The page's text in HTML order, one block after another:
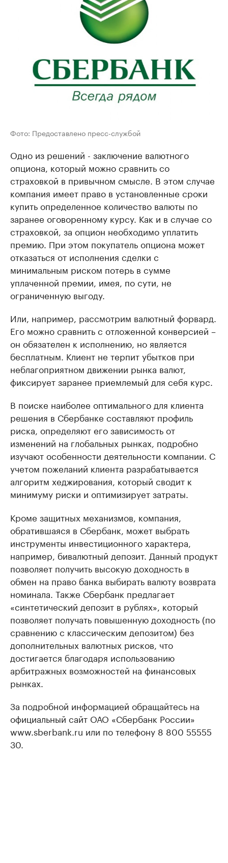
Фото: Предоставлено пресс-службой
Одно из решений - заключение валютного
опциона, который можно сравнить со
страховкой в привычном смысле. В этом случае
компания имеет право в установленные сроки
купить определенное количество валюты по
заранее оговоренному курсу. Как и в случае со
страховкой, за опцион необходимо уплатить
премию. При этом покупатель опциона может
отказаться от исполнения сделки с
минимальным риском потерь в сумме
уплаченной премии, имея, по сути, не
ограниченную выгоду.
Или, например, рассмотрим валютный форвард.
Его можно сравнить с отложенной конверсией –
он обязателен к исполнению, но является
бесплатным. Клиент не терпит убытков при
неблагоприятном движении рынка валют,
фиксирует заранее приемлемый для себя курс.
В поиске наиболее оптимального для клиента
решения в Сбербанке составляют профиль
риска, определяют его зависимость от
изменений на глобальных рынках, подробно
изучают особенности деятельности компании. С
учетом пожеланий клиента разрабатывается
алгоритм хеджирования, который сводит к
минимуму риски и оптимизирует затраты.
Кроме защитных механизмов, компания,
обратившаяся в Сбербанк, может выбрать
инструменты инвестиционного характера,
например, бивалютный депозит. Данный продукт
позволяет получить высокую доходность в
обмен на право банка выбирать валюту возврата
номинала. Также Сбербанк предлагает
«синтетический депозит в рублях», который
позволяет получать повышенную доходность (по
сравнению с классическим депозитом) без
дополнительных валютных рисков, что
достигается благодаря использованию
арбитражных возможностей на финансовых
рынках.
За подробной информацией обращайтесь на
официальный сайт ОАО «Сбербанк России»
www.sberbank.ru или по телефону 8 800 55555
30.